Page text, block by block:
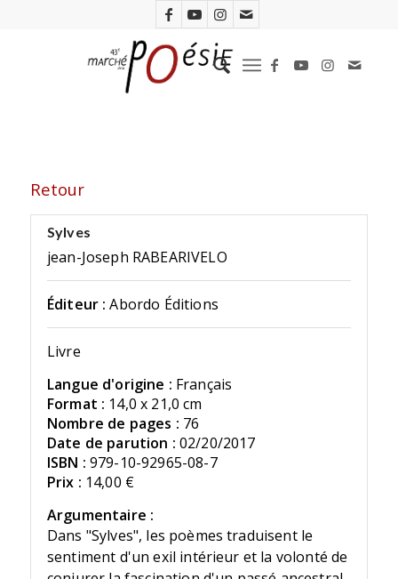
Retour
Sylves
jean-Joseph RABEARIVELO
Éditeur : Abordo Éditions
Livre
Langue d'origine : Français
Format : 14,0 x 21,0 cm
Nombre de pages : 76
Date de parution : 02/20/2017
ISBN : 979-10-92965-08-7
Prix : 14,00 €
Argumentaire :
Dans "Sylves", les poèmes traduisent le
sentiment d'un exil intérieur et la volonté de